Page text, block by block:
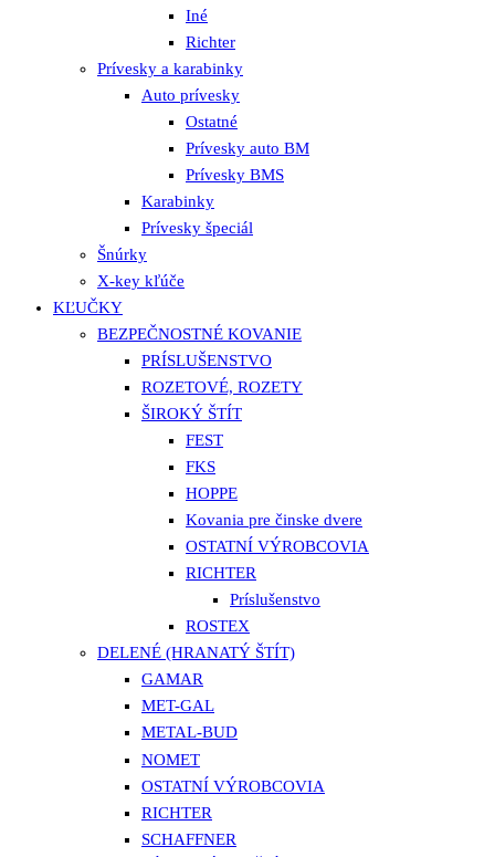
Iné
Richter
Prívesky a karabinky
Auto prívesky
Ostatné
Prívesky auto BM
Prívesky BMS
Karabinky
Prívesky špeciál
Šnúrky
X-key kľúče
KĽUČKY
BEZPEČNOSTNÉ KOVANIE
PRÍSLUŠENSTVO
ROZETOVÉ, ROZETY
ŠIROKÝ ŠTÍT
FEST
FKS
HOPPE
Kovania pre činske dvere
OSTATNÍ VÝROBCOVIA
RICHTER
Príslušenstvo
ROSTEX
DELENÉ (HRANATÝ ŠTÍT)
GAMAR
MET-GAL
METAL-BUD
NOMET
OSTATNÍ VÝROBCOVIA
RICHTER
SCHAFFNER